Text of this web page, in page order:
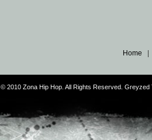
Home
© 2010 Zona Hip Hop. All Rights Reserved.